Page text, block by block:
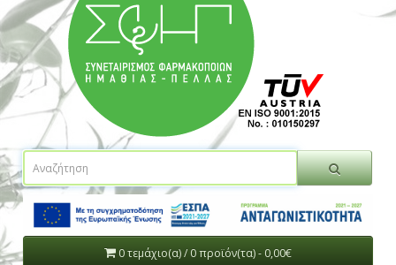
0 τεμάχιο(α) / 0 προϊόν(τα) - 0,00€